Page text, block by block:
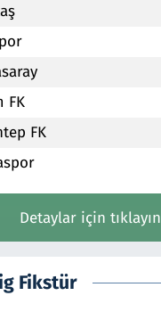
FK
FK
Detaylar için tıklayın
Fikstür